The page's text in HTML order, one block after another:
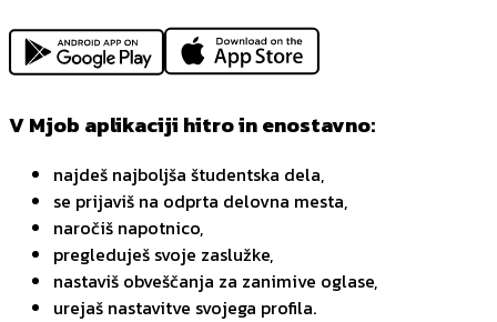
V Mjob aplikaciji hitro in enostavno:
najdeš najboljša študentska dela,
se prijaviš na odprta delovna mesta,
naročiš napotnico,
pregleduješ svoje zaslužke,
nastaviš obveščanja za zanimive oglase,
urejaš nastavitve svojega profila.